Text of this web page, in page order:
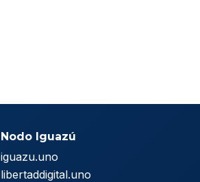
Nodo Iguazú
iguazu.uno
libertaddigital.uno